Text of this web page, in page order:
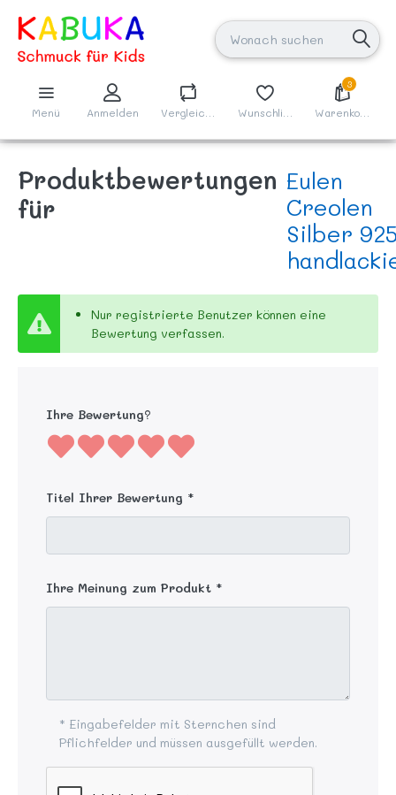
Menü Anmelden
3
Warenkorb
Produktbewertungen
für
Eulen
Creolen
Silber
Nur registrierte Benutzer können eine
Bewertung verfassen.
Ihre Bewertung?
Titel Ihrer Bewertung
Ihre Meinung zum Produkt
* Eingabefelder mit Sternchen sind
Pflichfelder und müssen ausgefüllt werden.